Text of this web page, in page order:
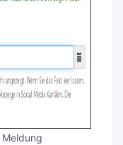
Meldung